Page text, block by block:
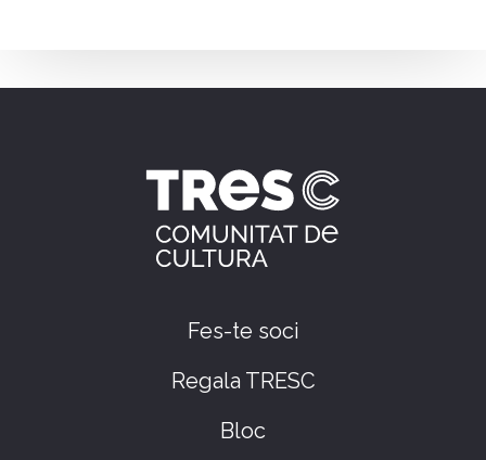
Fes-te soci
Regala TRESC
Bloc